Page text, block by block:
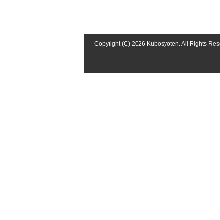
Copyright (C) 2026 Kubosyoten. All Rights